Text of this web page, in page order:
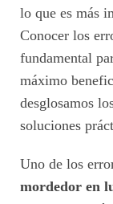
lo que es más
Conocer los
fundamental
máximo
desglosamos
soluciones
Uno de los
mordedor en